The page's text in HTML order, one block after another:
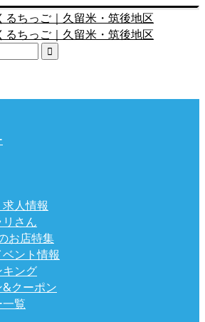

人情報
さん
お店特集
ント情報
ング
クーポン
覧